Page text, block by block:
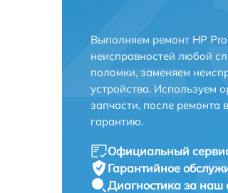
Выполняем ремонт HP
неисправностей любой
поломки, заменяем
устройства. Используем
запчасти, после ремонта
гарантию.
Официальный
Гарантийное
Диагностика за наш